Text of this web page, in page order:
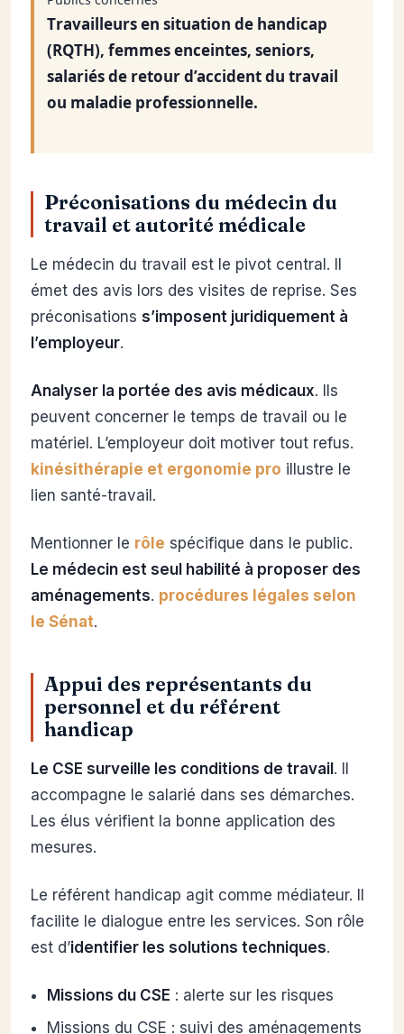
Travailleurs en situation de handicap
(RQTH), femmes enceintes, seniors,
salariés de retour d’accident du travail
ou maladie professionnelle.
Préconisations du médecin du
travail et autorité médicale
Le médecin du travail est le pivot central. Il
émet des avis lors des visites de reprise. Ses
préconisations s’imposent juridiquement à
l’employeur.
Analyser la portée des avis médicaux. Ils
peuvent concerner le temps de travail ou le
matériel. L’employeur doit motiver tout refus.
kinésithérapie et ergonomie pro illustre le
lien santé-travail.
Mentionner le rôle spécifique dans le public.
Le médecin est seul habilité à proposer des
aménagements. procédures légales selon
le Sénat.
Appui des représentants du
personnel et du référent
handicap
Le CSE surveille les conditions de travail . Il
accompagne le salarié dans ses démarches.
Les élus vérifient la bonne application des
mesures.
Le référent handicap agit comme médiateur. Il
facilite le dialogue entre les services. Son rôle
est d’identifier les solutions techniques.
Missions du CSE : alerte sur les risques
Missions du CSE : suivi des aménagements